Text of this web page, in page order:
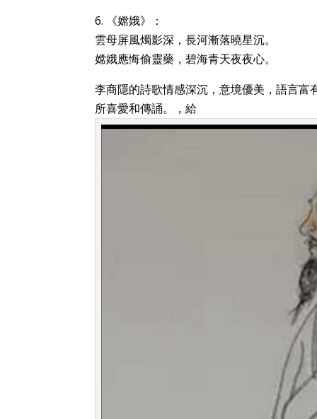
6. 《嫦娥》：
雲母屏風燭影深，長河漸落曉星沉。
嫦娥應悔偷靈藥，碧海青天夜夜心。
李商隱的詩歌情感深沉，意境優美，語言富
所喜愛和傳誦。，給